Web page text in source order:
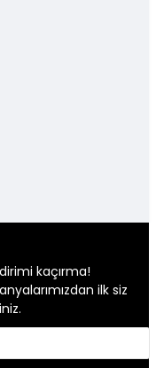
kaçırma!
ilk siz